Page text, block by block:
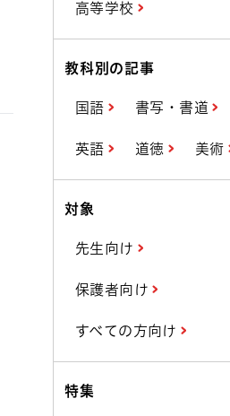
高等学校
教科別の記事
国語 書写・書道
英語 道徳 美術
対象
先生向け
保護者向け
すべての方向け
特集